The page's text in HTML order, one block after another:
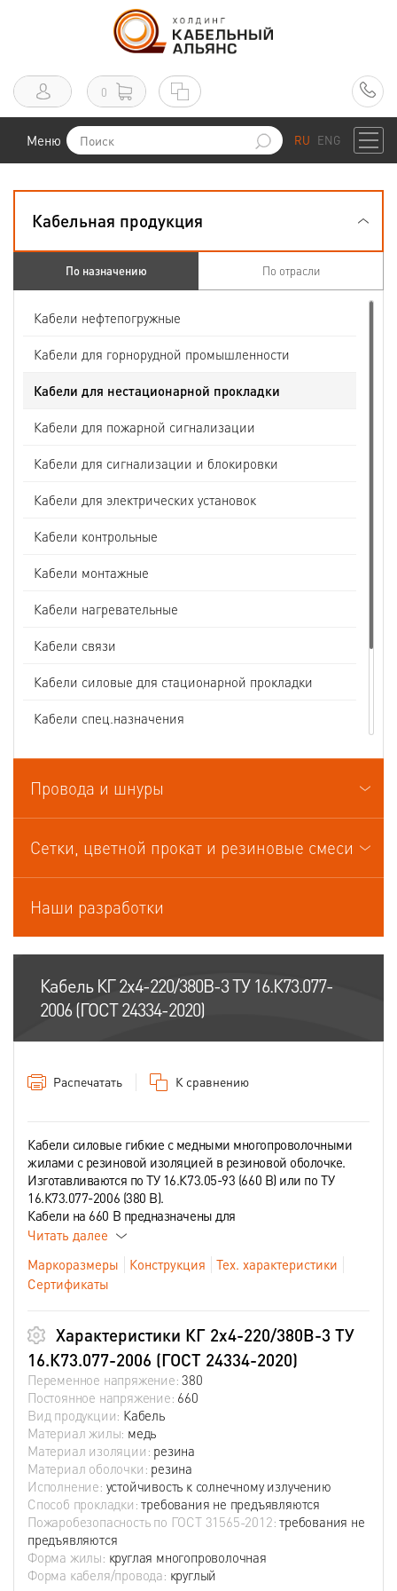
0
Меню RU ENG
Кабельная продукция
По назначению По отрасли
Кабели нефтепогружные
Кабели для горнорудной промышленности
Кабели для нестационарной прокладки
Кабели для пожарной сигнализации
Кабели для сигнализации и блокировки
Кабели для электрических установок
Кабели контрольные
Кабели монтажные
Кабели нагревательные
Кабели связи
Кабели силовые для стационарной прокладки
Кабели спец.назначения
Кабели судовые
Кабели термоэлектродные
Провода и шнуры
Сетки, цветной прокат и резиновые смеси
Наши разработки
Кабель КГ 2х4-220/380В-3 ТУ 16.К73.077-
2006 (ГОСТ 24334-2020)
Распечатать К сравнению
Кабели силовые гибкие с медными многопроволочными
жилами с резиновой изоляцией в резиновой оболочке.
Изготавливаются по ТУ 16.К73.05-93 (660 В) или по ТУ
16.К73.077-2006 (380 В).
Кабели на 660 В предназначены для
Читать далее
Маркоразмеры
Конструкция
Тех. характеристики
Сертификаты
Характеристики КГ 2х4-220/380В-3 ТУ
16.К73.077-2006 (ГОСТ 24334-2020)
Переменное напряжение:380
Постоянное напряжение: 660
Вид продукции: Кабель
Материал жилы: медь
Материал изоляции: резина
Материал оболочки: резина
Исполнение: устойчивость к солнечному излучению
Способ прокладки:требования не предъявляются
Пожаробезопасность по ГОСТ 31565-2012:требования не
предъявляются
Форма жилы: круглая многопроволочная
Форма кабеля/провода: круглый